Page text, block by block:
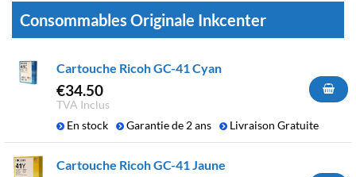
Consommables Originale Inkcenter
Cartouche Ricoh GC-41 Cyan
€34.50
TVA Inclus
En stock
Garantie de 2 ans Livraison Gratuite
Cartouche Ricoh GC-41 Jaune